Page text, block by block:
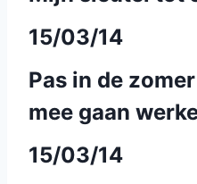
15/03/14
Pas in de
mee gaan
15/03/14